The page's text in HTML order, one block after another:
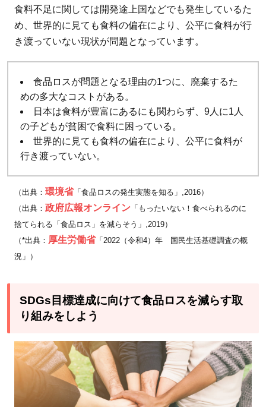
食料不足に関しては開発途上国などでも発生しているた
め、世界的に見ても食料の偏在により、公平に食料が行
き渡っていない現状が問題となっています。
食品ロスが問題となる理由の1つに、廃棄するた
めの多大なコストがある。
日本は食料が豊富にあるにも関わらず、9人に1人
の子どもが貧困で食料に困っている。
世界的に見ても食料の偏在により、公平に食料が
行き渡っていない。
（出典： 環境省「食品ロスの発生実態を知る」,2016）
（出典： 政府広報オンライン 「もったいない！食べられるのに
捨てられる「食品ロス」を減らそう」,2019）
（*出典： 厚生労働省「2022（令和4）年 国民生活基礎調査の概
況」）
SDGs目標達成に向けて食品ロスを減らす取
り組みをしよう